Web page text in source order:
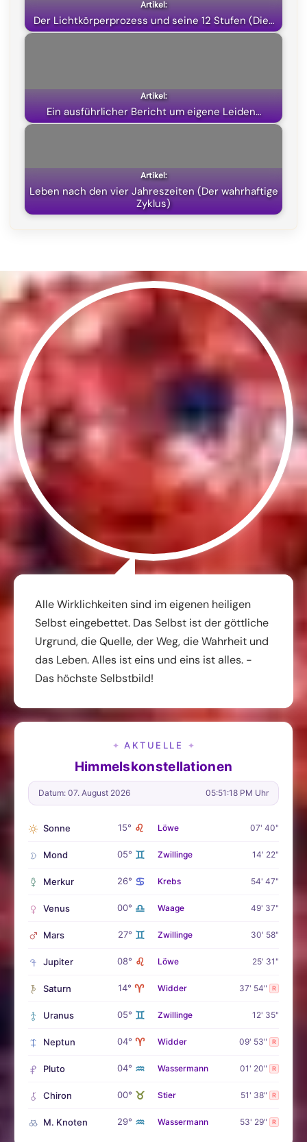
k
m
p
e
Der Lichtkörperprozess und seine 12 Stufen (Die…
Ein ausführlicher Bericht um eigene Leiden…
Leben nach den vier Jahreszeiten (Der wahrhaftige
Zyklus)
Alle Wirklichkeiten sind im eigenen heiligen
Selbst eingebettet. Das Selbst ist der göttliche
Urgrund, die Quelle, der Weg, die Wahrheit und
das Leben. Alles ist eins und eins ist alles. -
Das höchste Selbstbild!
✦ AKTUELLE ✦
Himmelskonstellationen
Datum: 07. August 2026 05:51:20 PM Uhr
Sonne 15° ♌ Löwe 07' 40"
Mond 05° ♊ Zwillinge 14' 22"
Merkur 26° ♋ Krebs 54' 47"
Venus 00° ♎ Waage 49' 37"
Mars 27° ♊ Zwillinge 30' 58"
Jupiter 08° ♌ Löwe 25' 31"
Saturn 14° ♈ Widder 37' 54" R
Uranus 05° ♊ Zwillinge 12' 35"
Neptun 04° ♈ Widder 09' 53" R
Pluto 04° ♒ Wassermann 01' 20" R
Chiron 00° ♉ Stier 51' 38" R
M. Knoten 29° ♒ Wassermann 53' 29" R